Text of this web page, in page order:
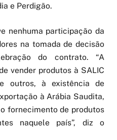
e Perdigão.
nenhuma participação da
na tomada de decisão
do contrato. “A
vender produtos à SALIC
outros, à existência de
à Arábia Saudita,
fornecimento de produtos
naquele país”, diz o